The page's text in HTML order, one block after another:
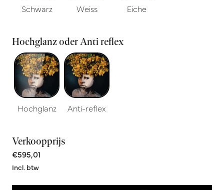
Schwarz Weiss Eiche
Hochglanz oder Anti reflex
Hochglanz Anti-reflex
Verkoopprijs
€595,01
Incl. btw